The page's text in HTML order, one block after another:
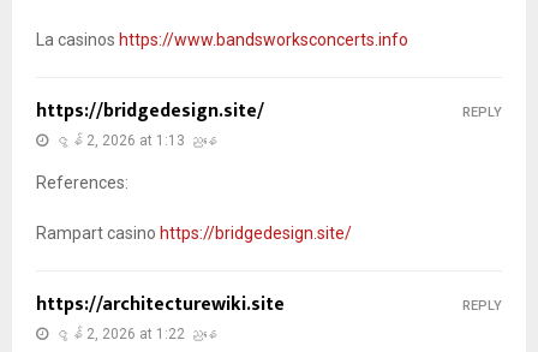
La casinos https://www.bandsworksconcerts.info
https://bridgedesign.site/
ဇွန် 2, 2026 at 1:13 ညနေ
References:
Rampart casino https://bridgedesign.site/
REPLY
https://architecturewiki.site
ဇွန် 2, 2026 at 1:22 ညနေ
REPLY